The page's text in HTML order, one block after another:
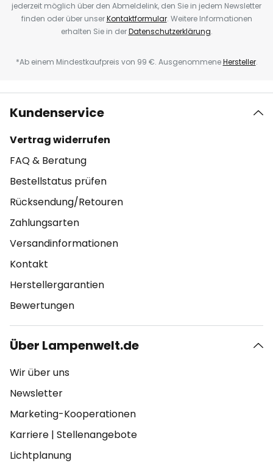
jederzeit möglich über den Abmeldelink, den Sie in jedem Newsletter
finden oder über unserKontaktformular. Weitere Informationen
erhalten Sie in derDatenschutzerklärung.
*Ab einem Mindestkaufpreis von 99 €. AusgenommeneHersteller.
Kundenservice
Vertrag widerrufen
FAQ & Beratung
Bestellstatus prüfen
Rücksendung/Retouren
Zahlungsarten
Versandinformationen
Kontakt
Herstellergarantien
Bewertungen
Über Lampenwelt.de
Wir über uns
Newsletter
Marketing-Kooperationen
Karriere | Stellenangebote
Lichtplanung